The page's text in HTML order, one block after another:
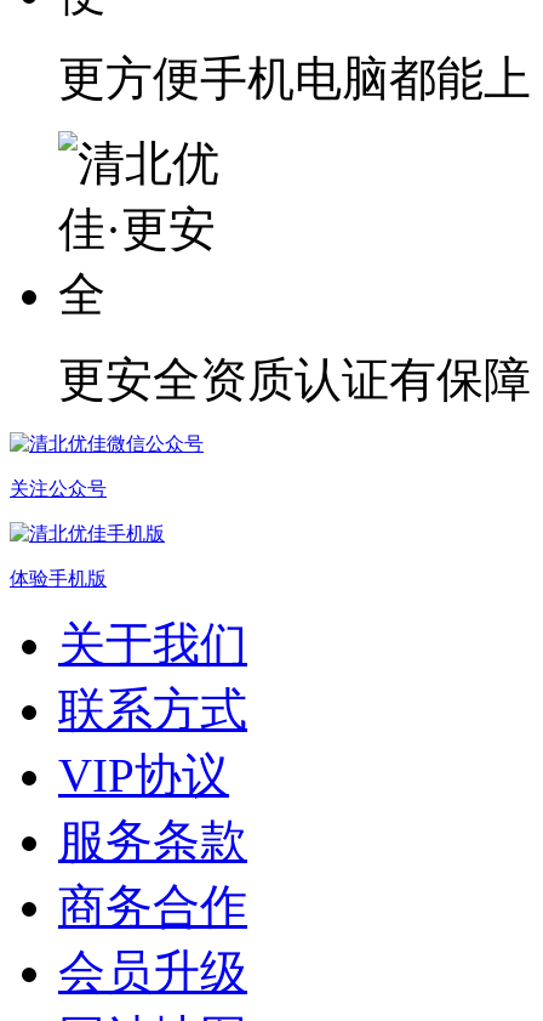
更方便手机电脑都能上
更安全资质认证有保障
关注公众号
体验手机版
关于我们
联系方式
VIP协议
服务条款
商务合作
会员升级